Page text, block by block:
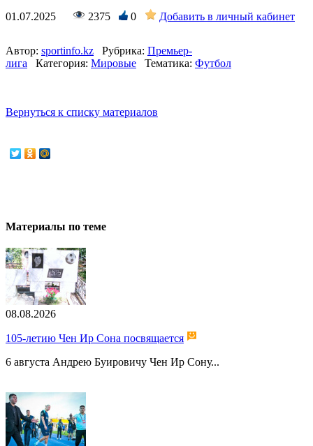
01.07.2025 2375 0 Добавить в личный кабинет
Автор: sportinfo.kz Рубрика: Премьер-
лига
Категория: Мировые Тематика: Футбол
Вернуться к списку материалов
Материалы по теме
08.08.2026
105-летию Чен Ир Сона посвящается
6 августа Андрею Буировичу Чен Ир Сону...